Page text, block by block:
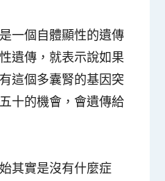
一個自體顯性的遺傳
遺傳，就表示說如果
這個多囊腎的基因突
十的機會，會遺傳給
其實是沒有什麼症